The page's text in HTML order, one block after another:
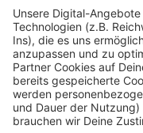
powered
von einer Karriere als
Mann mit Down-
Freund Tyler glaubt
Anzeige